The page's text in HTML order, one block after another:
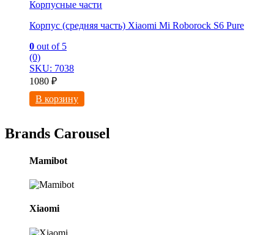
Корпусные части
Корпус (средняя часть) Xiaomi Mi Roborock S6 Pure
0 out of 5
(0)
SKU: 7038
1080 ₽
В корзину
Brands Carousel
Mamibot
Xiaomi